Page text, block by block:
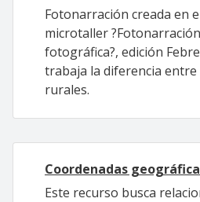
Fotonarración creada en
microtaller
fotográfica?, edición
trabaja la diferencia
rurales.
Coordenadas
Este recurso busca